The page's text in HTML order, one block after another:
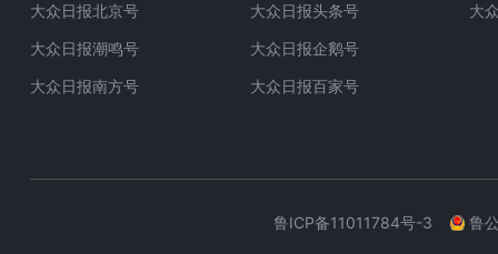
大众日报北京号
大众日报潮鸣号
大众日报南方号
大众日报头条号
大众日报企鹅号
大众日报百家号
大
鲁ICP备11011784号-3 鲁